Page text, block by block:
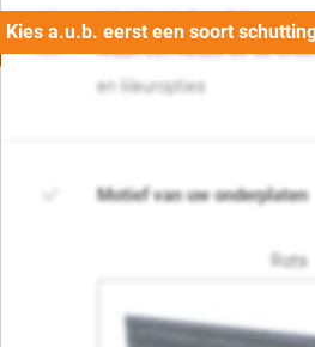
02. Motief en kleur
Maak een keuze uit de
en kleuropties
Motief van uw onderplaten
Rots